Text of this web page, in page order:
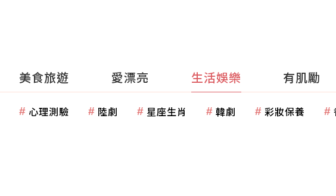
美食旅遊 愛漂亮 生活娛樂 有肌勵
心理測驗 陸劇 星座生肖 韓劇 彩妝保養